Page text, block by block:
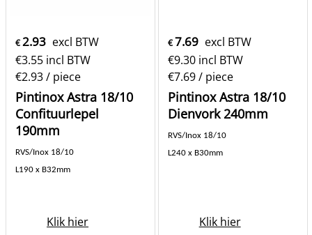
€2.93 excl BTW
€3.55 incl BTW
€2.93/ piece
Pintinox Astra 18/10
Confituurlepel
190mm
RVS/Inox 18/10
L190 x B32mm
Klik hier
€7.69 excl BTW
€9.30 incl BTW
€7.69/ piece
Pintinox Astra 18/10
Dienvork 240mm
RVS/Inox 18/10
L240 x B30mm
Klik hier